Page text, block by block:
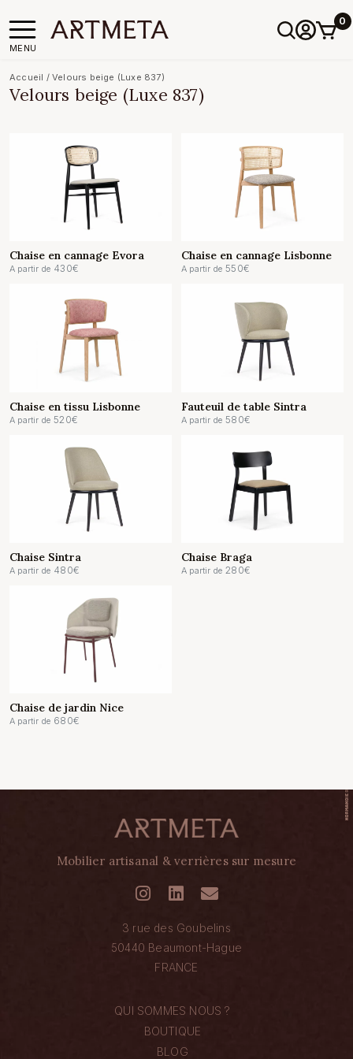
MENU
0
Accueil /Velours beige (Luxe 837)
Velours beige (Luxe 837)
Chaise en cannage Evora
A partir de 430€
Chaise en cannage Lisbonne
A partir de 550€
Chaise en tissu Lisbonne
A partir de 520€
Fauteuil de table Sintra
A partir de 580€
Chaise Sintra
A partir de 480€
Chaise Braga
A partir de 280€
Chaise de jardin Nice
A partir de 680€
Mobilier artisanal & verrières sur mesure
3 rue des Goubelins
50440 Beaumont-Hague
FRANCE
QUI SOMMES NOUS ?
BOUTIQUE
BLOG